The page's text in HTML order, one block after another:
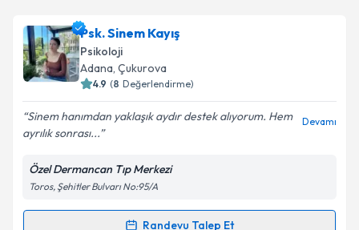
için bir takvim hazırlandığında e-posta ile
bilgilendireceğiz.
E-posta Adresiniz
Metni'ni okudum ve kişisel verilerimin belirtilen
kapsamda işlenmesini kabul ediyorum.
Psk. Sinem Kayış
Psikoloji
Adana, Çukurova
4.9 (8 Değerlendirme)
Sinem hanımdan yaklaşık aydır destek alıyorum. Hem
ayrılık sonrası...
Devamı
Özel Dermancan Tıp Merkezi
Toros, Şehitler Bulvarı No:95/A
Randevu Talep Et